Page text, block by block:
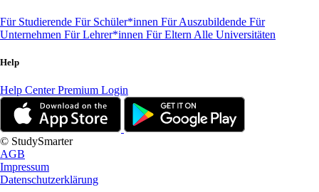
Für Studierende Für Schüler*innen Für Auszubildende Für
Unternehmen Für Lehrer*innen Für Eltern Alle Universitäten
Help
Help CenterPremium Login
© StudySmarter
AGB
Impressum
Datenschutzerklärung